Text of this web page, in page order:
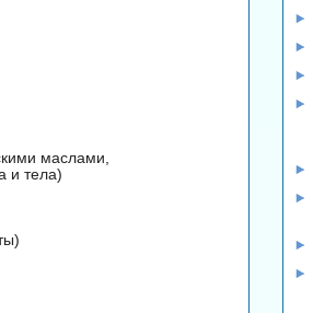
маслами,
и тела)